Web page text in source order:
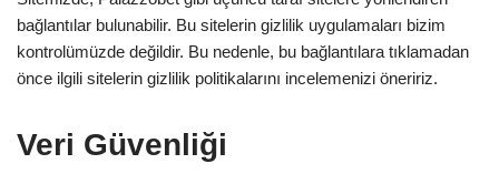
bağlantılar bulunabilir. Bu sitelerin gizlilik uygulamaları bizim
kontrolümüzde değildir. Bu nedenle, bu bağlantılara tıklamadan
önce ilgili sitelerin gizlilik politikalarını incelemenizi öneririz.
Veri Güvenliği